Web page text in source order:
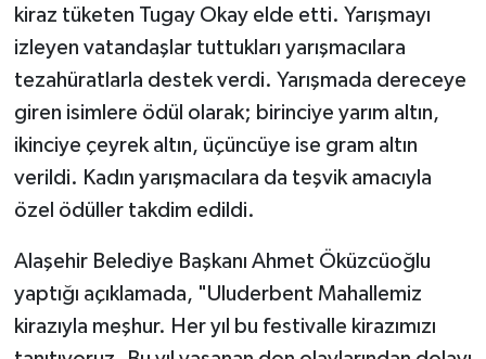
kiraz tüketen Tugay Okay elde etti. Yarışmayı
izleyen vatandaşlar tuttukları yarışmacılara
tezahüratlarla destek verdi. Yarışmada dereceye
giren isimlere ödül olarak; birinciye yarım altın,
ikinciye çeyrek altın, üçüncüye ise gram altın
verildi. Kadın yarışmacılara da teşvik amacıyla
özel ödüller takdim edildi.
Alaşehir Belediye Başkanı Ahmet Öküzcüoğlu
yaptığı açıklamada, "Uluderbent Mahallemiz
kirazıyla meşhur. Her yıl bu festivalle kirazımızı